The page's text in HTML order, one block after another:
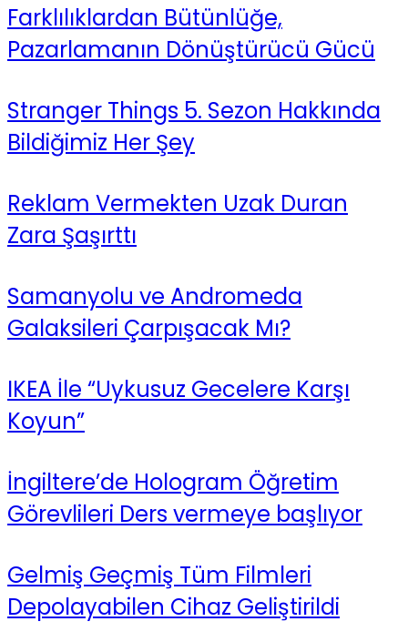
Farklılıklardan Bütünlüğe,
Pazarlamanın Dönüştürücü Gücü
Stranger Things 5. Sezon Hakkında
Bildiğimiz Her Şey
Reklam Vermekten Uzak Duran
Zara Şaşırttı
Samanyolu ve Andromeda
Galaksileri Çarpışacak Mı?
IKEA İle “Uykusuz Gecelere Karşı
Koyun”
İngiltere’de Hologram Öğretim
Görevlileri Ders vermeye başlıyor
Gelmiş Geçmiş Tüm Filmleri
Depolayabilen Cihaz Geliştirildi